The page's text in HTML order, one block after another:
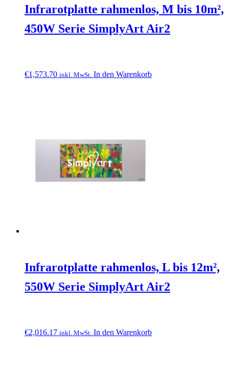
Infrarotplatte rahmenlos, M bis 10m²,
450W Serie SimplyArt Air2
€1,573.70 inkl. MwSt. In den Warenkorb
Infrarotplatte rahmenlos, L bis 12m²,
550W Serie SimplyArt Air2
€2,016.17 inkl. MwSt. In den Warenkorb